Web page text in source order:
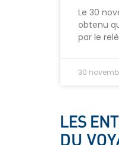
Le 30
obtenu
par le
30